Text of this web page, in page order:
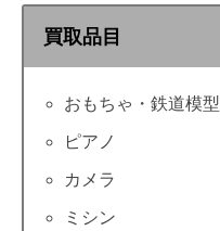
買取品目
おもちゃ・鉄道模型
ピアノ
カメラ
ミシン